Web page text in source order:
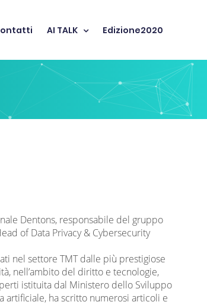
AI TALK Edizione2020
Dentons, responsabile del gruppo
of Data Privacy & Cybersecurity
nel settore TMT dalle più prestigiose
nell’ambito del diritto e tecnologie,
istituita dal Ministero dello Sviluppo
artificiale, ha scritto numerosi articoli e